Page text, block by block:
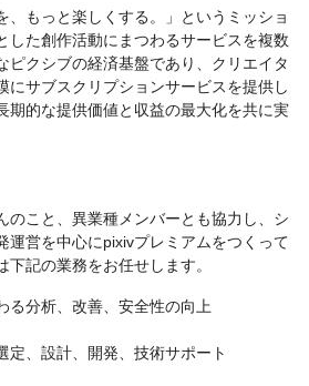
、もっと楽しくする。」というミッショ
した創作活動にまつわるサービスを複数
ピクシブの経済基盤であり、クリエイタ
にサブスクリプションサービスを提供し
期的な提供価値と収益の最大化を共に実
のこと、異業種メンバーとも協力し、シ
運営を中心にpixivプレミアムをつくって
記の業務をお任せします。
る分析、改善、安全性の向上
定、設計、開発、技術サポート